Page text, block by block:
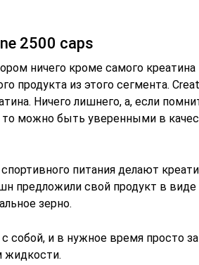
2500 caps
ничего кроме самого креатина
продукта из этого сегмента.
Ничего лишнего, а, если
то можно быть уверенными в
питания делают
предложили свой продукт в виде
зерно.
собой, и в нужное время просто
жидкости.